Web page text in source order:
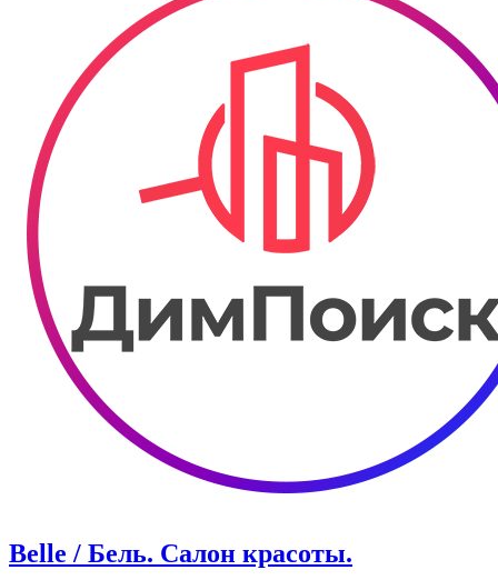
Belle / Бель. Салон красоты.